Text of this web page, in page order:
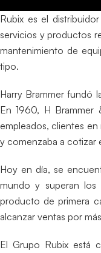
Rubix es el
servicios y productos
mantenimiento de
tipo.
Harry Brammer fundó
En 1960, H
empleados, clientes
y comenzaba a cotizar
Hoy en día, se
mundo y superan
producto de primera
alcanzar ventas por
El Grupo Rubix está